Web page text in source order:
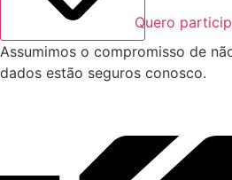
Quero
Assumimos o compromisso de
dados estão seguros conosco.